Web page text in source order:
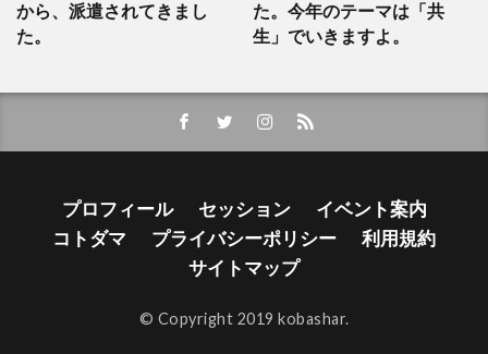
から、派遣されてきまし
た。
た。今年のテーマは「共
生」でいきますよ。
プロフィール セッション
イベント案内
コトダマ
プライバシーポリシー
利用規約
サイトマップ
© Copyright 2019 kobashar.